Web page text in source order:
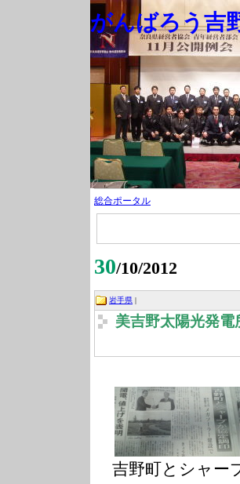
がんばろう吉
総合ポータル
30/10/2012
岩手県 |
美吉野太陽光発電
吉野町とシャー